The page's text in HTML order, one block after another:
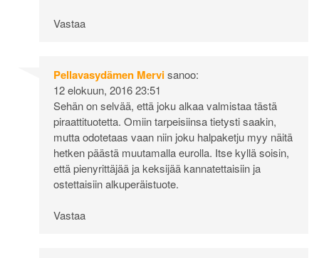
Vastaa
Pellavasydämen Mervisanoo:
12 elokuun, 2016 23:51
Sehän on selvää, että joku alkaa valmistaa tästä
piraattituotetta. Omiin tarpeisiinsa tietysti saakin,
mutta odotetaas vaan niin joku halpaketju myy näitä
hetken päästä muutamalla eurolla. Itse kyllä soisin,
että pienyrittäjää ja keksijää kannatettaisiin ja
ostettaisiin alkuperäistuote.
Vastaa